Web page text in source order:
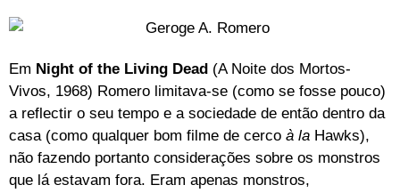
Em Night of the Living Dead (A Noite dos Mortos-
Vivos, 1968) Romero limitava-se (como se fosse pouco)
a reflectir o seu tempo e a sociedade de então dentro da
casa (como qualquer bom filme de cerco à la Hawks),
não fazendo portanto considerações sobre os monstros
que lá estavam fora. Eram apenas monstros,